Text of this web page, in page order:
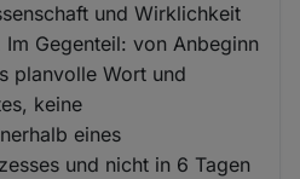
und Wirklichkeit
Gegenteil: von Anbeginn
planvolle Wort und
keine
eines
und nicht in 6 Tagen